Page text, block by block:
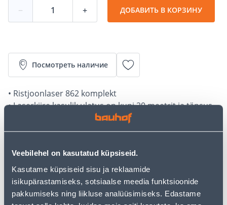
Veebilehel on kasutatud küpsiseid.
Kasutame küpsiseid sisu ja reklaamide
isikupärastamiseks, sotsiaalse meedia funktsioonide
pakkumiseks ning liikluse analüüsimiseks. Edastame
− + ДОБАВИТЬ В КОРЗИНУ
Посмотреть наличие
• Ristjoonlaser 862 komplekt
• Laserkiire kasulik ulatus on kuni 20 meetrit ja täpsus
• Iseloodimise ulatus on ±5°
• 14-päevane tagastusõigus.
Калькулятор рассрочки
Депозит